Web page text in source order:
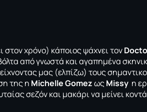
στον χρόνο) κάποιος ψάχνει τον
από γνωστά και αγαπημένα
μας (ελπίζω) τους
της η Michelle GomezωςMissy η
σεζόν και μακάρι να μείνει